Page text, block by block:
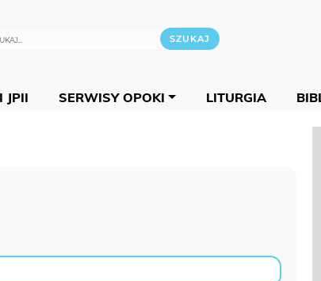
JPII SERWISY OPOKI LITURGIA